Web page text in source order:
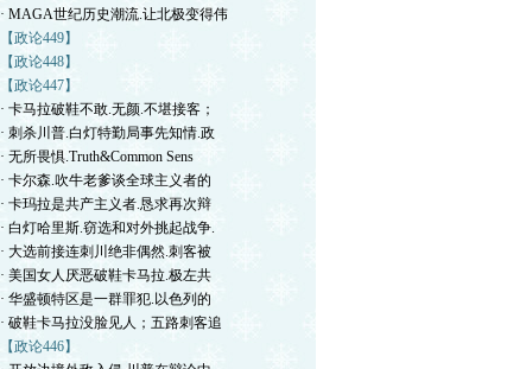
· MAGA世纪历史潮流.让北极变得伟
【政论449】
【政论448】
【政论447】
· 卡马拉破鞋不敢.无颜.不堪接客；
· 刺杀川普.白灯特勤局事先知情.政
· 无所畏惧.Truth&Common Sens
· 卡尔森.吹牛老爹谈全球主义者的
· 卡玛拉是共产主义者.恳求再次辩
· 白灯哈里斯.窃选和对外挑起战争.
· 大选前接连刺川绝非偶然.刺客被
· 美国女人厌恶破鞋卡马拉.极左共
· 华盛顿特区是一群罪犯.以色列的
· 破鞋卡马拉没脸见人；五路刺客追
【政论446】